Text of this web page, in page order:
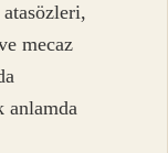
mecaz
anlamda